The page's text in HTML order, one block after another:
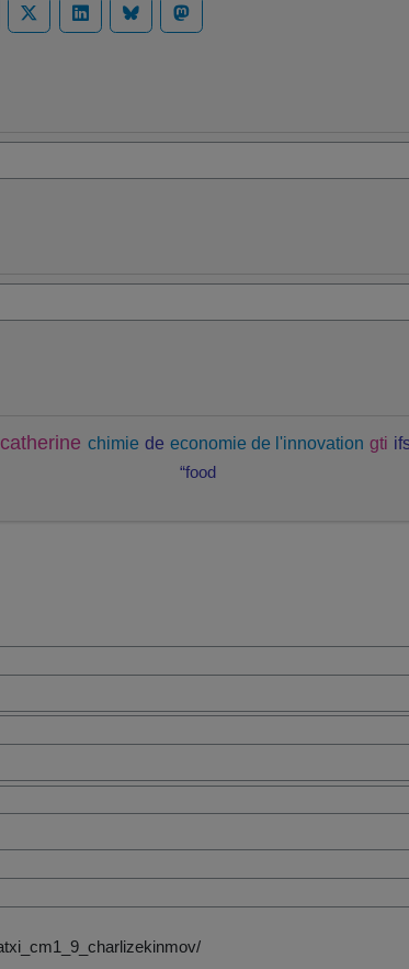
catherine chimie de economie de l'innovation gti
“food